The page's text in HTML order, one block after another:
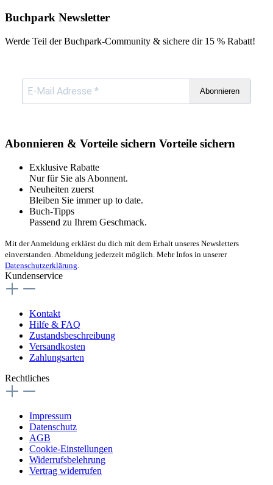
Buchpark Newsletter
Werde Teil der Buchpark-Community & sichere dir 15 % Rabatt!
Abonnieren
Abonnieren & Vorteile sichern Vorteile sichern
Exklusive Rabatte
Nur für Sie als Abonnent.
Neuheiten zuerst
Bleiben Sie immer up to date.
Buch-Tipps
Passend zu Ihrem Geschmack.
Mit der Anmeldung erklärst du dich mit dem Erhalt unseres Newsletters
einverstanden. Abmeldung jederzeit möglich. Mehr Infos in unserer
Datenschutzerklärung
Kundenservice
Kontakt
Hilfe & FAQ
Zustandsbeschreibung
Versandkosten
Zahlungsarten
Rechtliches
Impressum
Datenschutz
AGB
Cookie-Einstellungen
Widerrufsbelehrung
Vertrag widerrufen